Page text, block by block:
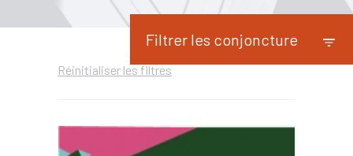
Filtrer les conjoncture
Réinitialiser les filtres